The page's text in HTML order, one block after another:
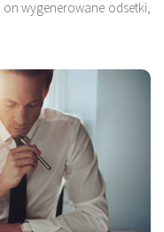
wygenerowane odsetki,